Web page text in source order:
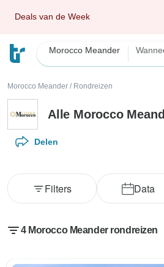
Deals van de Week
Morocco Meander
Morocco Meander / Rondreizen
Alle Morocco
Delen
Data
Filters
4 Morocco Meander rondreizen